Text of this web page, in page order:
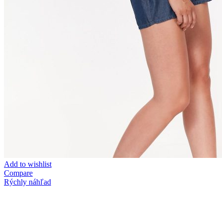
Add to wishlist
Compare
Rýchly náhľad